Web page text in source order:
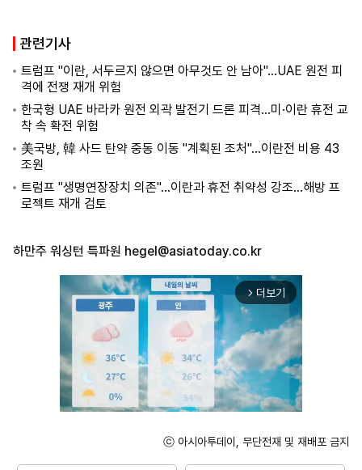
관련기사
트럼프 "이란, 서두르지 않으면 아무것도 안 남아"…UAE 원전 피
격에 전쟁 재개 위험
한국형 UAE 바라카 원전 외곽 발전기 드론 피격…미·이란 휴전 교
착 속 확전 위험
美국방, 韓 사드 탄약 중동 이동 "계획된 조처"…이란전 비용 43
조원
트럼프 "생명연장장치 의존"...이란과 휴전 취약성 강조…해방 프
로젝트 재개 검토
하만주 워싱턴 특파원 hegel@asiatoday.co.kr
arrow_forward_ios 더보기
ⓒ 아시아투데이, 무단전재 및 재배포 금지